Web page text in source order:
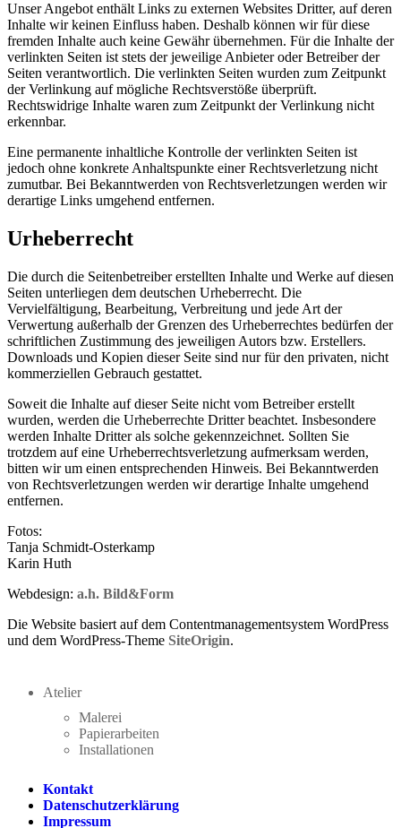
Unser Angebot enthält Links zu externen Websites Dritter, auf deren
Inhalte wir keinen Einfluss haben. Deshalb können wir für diese
fremden Inhalte auch keine Gewähr übernehmen. Für die Inhalte der
verlinkten Seiten ist stets der jeweilige Anbieter oder Betreiber der
Seiten verantwortlich. Die verlinkten Seiten wurden zum Zeitpunkt
der Verlinkung auf mögliche Rechtsverstöße überprüft.
Rechtswidrige Inhalte waren zum Zeitpunkt der Verlinkung nicht
erkennbar.
Eine permanente inhaltliche Kontrolle der verlinkten Seiten ist
jedoch ohne konkrete Anhaltspunkte einer Rechtsverletzung nicht
zumutbar. Bei Bekanntwerden von Rechtsverletzungen werden wir
derartige Links umgehend entfernen.
Urheberrecht
Die durch die Seitenbetreiber erstellten Inhalte und Werke auf diesen
Seiten unterliegen dem deutschen Urheberrecht. Die
Vervielfältigung, Bearbeitung, Verbreitung und jede Art der
Verwertung außerhalb der Grenzen des Urheberrechtes bedürfen der
schriftlichen Zustimmung des jeweiligen Autors bzw. Erstellers.
Downloads und Kopien dieser Seite sind nur für den privaten, nicht
kommerziellen Gebrauch gestattet.
Soweit die Inhalte auf dieser Seite nicht vom Betreiber erstellt
wurden, werden die Urheberrechte Dritter beachtet. Insbesondere
werden Inhalte Dritter als solche gekennzeichnet. Sollten Sie
trotzdem auf eine Urheberrechtsverletzung aufmerksam werden,
bitten wir um einen entsprechenden Hinweis. Bei Bekanntwerden
von Rechtsverletzungen werden wir derartige Inhalte umgehend
entfernen.
Fotos:
Tanja Schmidt-Osterkamp
Karin Huth
Webdesign: a.h. Bild&Form
Die Website basiert auf dem Contentmanagementsystem WordPress
und dem WordPress-Theme SiteOrigin.
Atelier
Malerei
Papierarbeiten
Installationen
Kontakt
Datenschutzerklärung
Impressum